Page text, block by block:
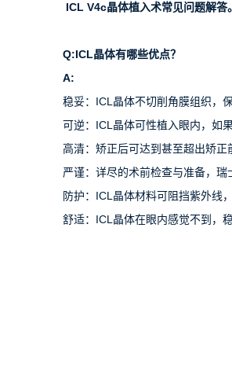
ICL V4c晶体植入术常见问题解答。
Q:ICL晶体有哪些优点？
A:
稳妥：ICL晶体不切削角膜组织，保
可逆：ICL晶体可性植入眼内，如果
高清：矫正后可达到甚至超出矫正
严谨：详尽的术前检查与准备，瑞
防护：ICL晶体材料可阻挡紫外线，
舒适：ICL晶体在眼内感觉不到，稳